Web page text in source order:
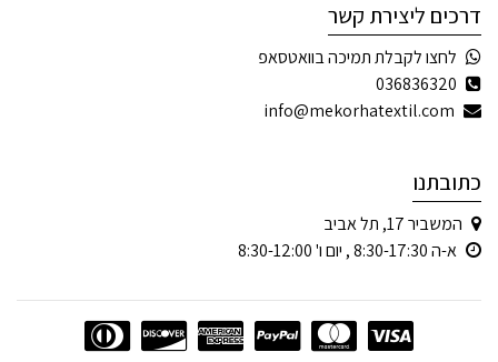
דרכים ליצירת קשר
לחצו לקבלת תמיכה בוואטסאפ
036836320
info@mekorhatextil.com
כתובתנו
המשביר 17, תל אביב
א-ה 8:30-17:30 , יום ו' 8:30-12:00